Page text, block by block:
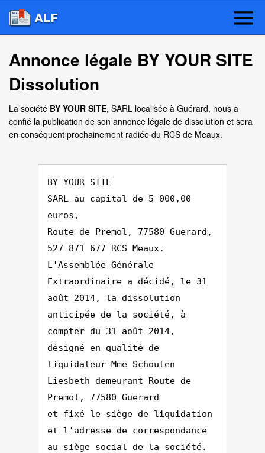
Annonce légale BY YOUR SITE
Dissolution
La société BY YOUR SITE, SARL localisée à Guérard, nous a
confié la publication de son annonce légale de dissolution et sera
en conséquent prochainement radiée du RCS de Meaux.
BY YOUR SITE
SARL au capital de 5 000,00
euros,
Route de Premol, 77580 Guerard,
527 871 677 RCS Meaux.
L'Assemblée Générale
Extraordinaire a décidé, le 31
août 2014, la dissolution
anticipée de la société, à
compter du 31 août 2014,
désigné en qualité de
liquidateur Mme Schouten
Liesbeth demeurant Route de
Premol, 77580 Guerard
et fixé le siège de liquidation
et l'adresse de correspondance
au siège social de la société.